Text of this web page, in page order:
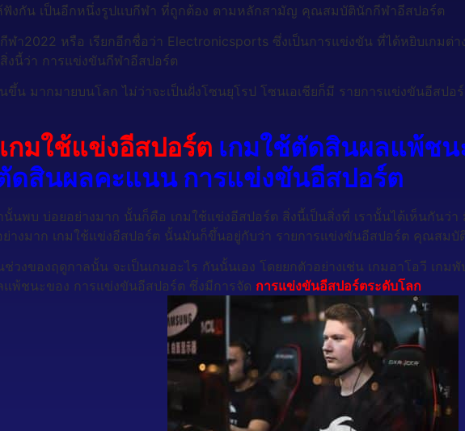
ฟังกัน เป็นอีกหนึ่งรูปแบกีฬา ที่ถูกต้อง ตามหลักสามัญ คุณสมบัตินักกีฬาอีสปอร์ต
ฬา2022 หรือ เรียกอีกชื่อว่า Electronicsports ซึ่งเป็นการแข่งขัน ที่ได้หยิบเกมต่
งนี้ว่า การแข่งขันกีฬาอีสปอร์ต
น มากมายบนโลก ไม่ว่าจะเป็นฝั่งโซนยุโรป โซนเอเชียก็มี รายการแข่งขันอีสปอ
กมใช้แข่งอีสปอร์ต เกมใช้ตัดสินผลแพ้ชน
ดสินผลคะแนน การแข่งขันอีสปอร์ต
นพบ บ่อยอย่างมาก นั้นก็คือ เกมใช้แข่งอีสปอร์ต สิ่งนี้เป็นสิ่งที่ เรานั้นได้เห็นกันว่
ย่างมาก เกมใช้แข่งอีสปอร์ต นั้นมันก็ขึ้นอยู่กับว่า รายการแข่งขันอีสปอร์ต คุณสม
งของฤดูกาลนั้น จะเป็นเกมอะไร กันนั้นเอง โดยยกตัวอย่างเช่น เกมอาโอวี เกมพั
แพ้ชนะของ การแข่งขันอีสปอร์ต ซึ่งมีการจัด การแข่งขันอีสปอร์ตระดับโลก